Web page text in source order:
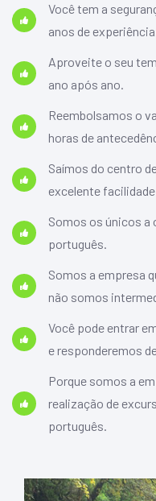
Você tem a
anos de
Aproveite o seu
ano após ano.
Reembolsamos o
horas de
Saímos do centro
excelente
Somos os únicos a
português.
Somos a empresa
não somos
Você pode entrar
e responderemos
Porque somos a
realização de
português.